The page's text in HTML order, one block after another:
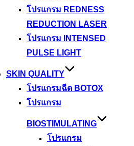
โปรแกรม REDNESS
REDUCTION LASER
โปรแกรม INTENSED
PULSE LIGHT
SKIN QUALITY
โปรแกรมฉีด BOTOX
โปรแกรม
BIOSTIMULATING
โปรแกรม